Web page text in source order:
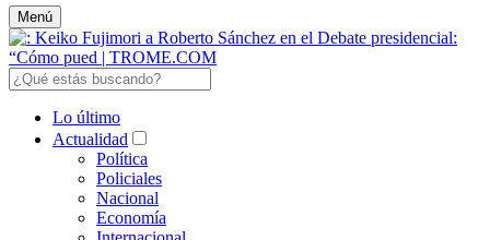
Menú
Lo último
Actualidad
Política
Policiales
Nacional
Economía